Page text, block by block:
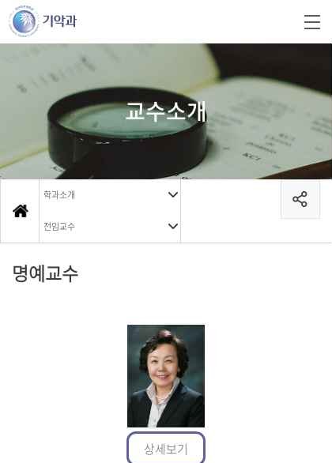
교수소개
학과소개
전임교수
명예교수
상세보기